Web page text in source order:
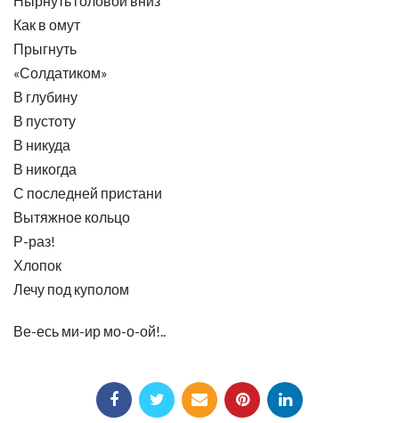
Как в омут
Прыгнуть
«Солдатиком»
В глубину
В пустоту
В никуда
В никогда
С последней пристани
Вытяжное кольцо
Р-раз!
Хлопок
Лечу под куполом
Ве-есь ми-ир мо-о-ой!..